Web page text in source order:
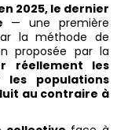
2025, le dernier
— une première
la méthode de
proposée par la
réellement les
populations
au contraire à